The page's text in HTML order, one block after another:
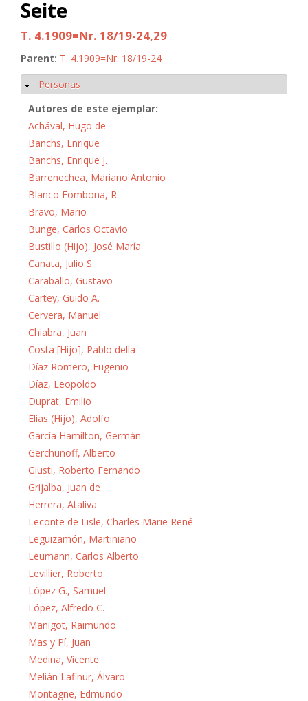
Seite
T. 4.1909=Nr. 18/19-24,29
Parent: T. 4.1909=Nr. 18/19-24
Ocultar
Personas
Autores de este ejemplar:
Achával, Hugo de
Banchs, Enrique
Banchs, Enrique J.
Barrenechea, Mariano Antonio
Blanco Fombona, R.
Bravo, Mario
Bunge, Carlos Octavio
Bustillo (Hijo), José María
Canata, Julio S.
Caraballo, Gustavo
Cartey, Guido A.
Cervera, Manuel
Chiabra, Juan
Costa [Hijo], Pablo della
Díaz Romero, Eugenio
Díaz, Leopoldo
Duprat, Emilio
Elias (Hijo), Adolfo
García Hamilton, Germán
Gerchunoff, Alberto
Giusti, Roberto Fernando
Grijalba, Juan de
Herrera, Ataliva
Leconte de Lisle, Charles Marie René
Leguizamón, Martiniano
Leumann, Carlos Alberto
Levillier, Roberto
López G., Samuel
López, Alfredo C.
Manigot, Raimundo
Mas y Pí, Juan
Medina, Vicente
Melián Lafinur, Álvaro
Montagne, Edmundo